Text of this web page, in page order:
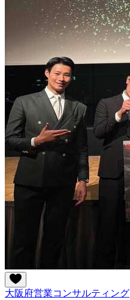
大阪府営業コンサルティング